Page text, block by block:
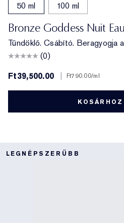
50 ml 100 ml
Bronze Goddess Nuit
Tündöklő. Csábító. Beragyogja
(0)
Ft39,500.00
Ft790.00/ml
LEGNÉPSZERŰBB